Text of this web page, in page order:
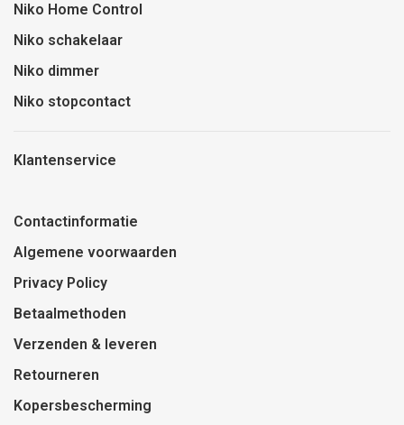
Niko Home Control
Niko schakelaar
Niko dimmer
Niko stopcontact
Klantenservice
Contactinformatie
Algemene voorwaarden
Privacy Policy
Betaalmethoden
Verzenden & leveren
Retourneren
Kopersbescherming